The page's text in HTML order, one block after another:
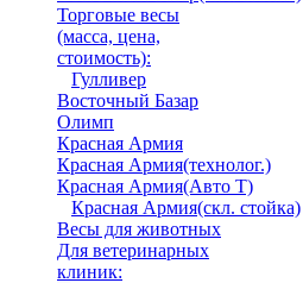
Торговые весы
(масса, цена,
стоимость):
Гулливер
Восточный Базар
Олимп
Красная Армия
Красная Армия(технолог.)
Красная Армия(Авто Т)
Красная Армия(скл. стойка)
Весы для животных
Для ветеринарных
клиник: